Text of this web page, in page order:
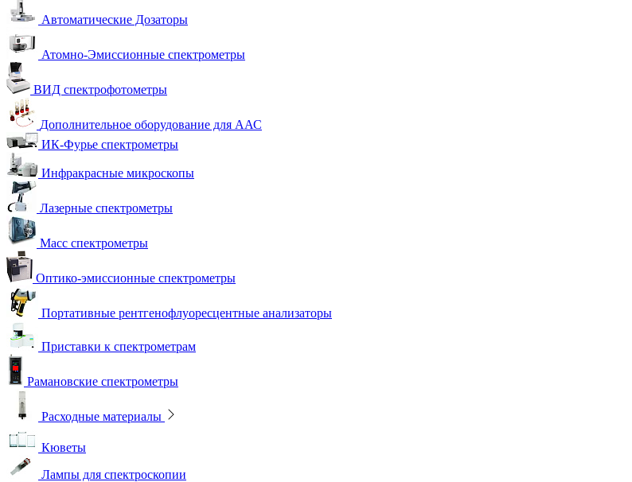
Автоматические Дозаторы
Атомно-Эмиссионные спектрометры
ВИД спектрофотометры
Дополнительное оборудование для ААС
ИК-Фурье спектрометры
Инфракрасные микроскопы
Лазерные спектрометры
Масс спектрометры
Оптико-эмиссионные спектрометры
Портативные рентгенофлуоресцентные анализаторы
Приставки к спектрометрам
Рамановские спектрометры
Расходные материалы
Кюветы
Лампы для спектроскопии